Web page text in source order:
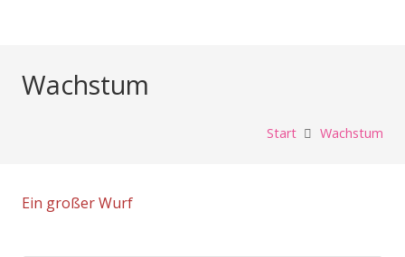
Wachstum
Start Wachstum
Ein großer Wurf